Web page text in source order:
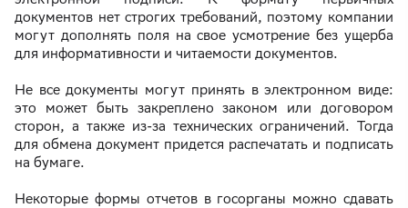
документов нет строгих требований, поэтому компании
могут дополнять поля на свое усмотрение без ущерба
для информативности и читаемости документов.
Не все документы могут принять в электронном виде:
это может быть закреплено законом или договором
сторон, а также из-за технических ограничений. Тогда
для обмена документ придется распечатать и подписать
на бумаге.
Некоторые формы отчетов в госорганы можно сдавать